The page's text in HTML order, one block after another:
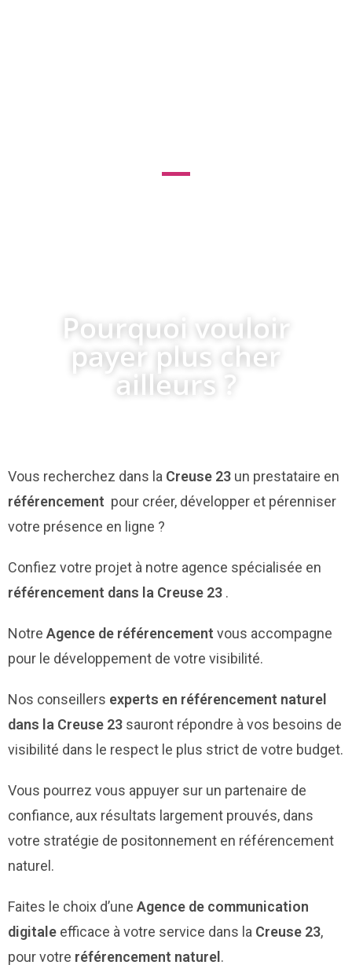
Pourquoi vouloir
payer plus cher
ailleurs ?
Vous recherchez dans la Creuse 23 un prestataire en
référencement pour créer, développer et pérenniser
votre présence en ligne ?
Confiez votre projet à notre agence spécialisée en
référencement dans la Creuse 23 .
Notre Agence de référencement vous accompagne
pour le développement de votre visibilité.
Nos conseillers experts en référencement naturel
dans la Creuse 23 sauront répondre à vos besoins de
visibilité dans le respect le plus strict de votre budget.
Vous pourrez vous appuyer sur un partenaire de
confiance, aux résultats largement prouvés, dans
votre stratégie de positonnement en référencement
naturel.
Faites le choix d’une Agence de communication
digitale efficace à votre service dans la Creuse 23,
pour votre référencement naturel .